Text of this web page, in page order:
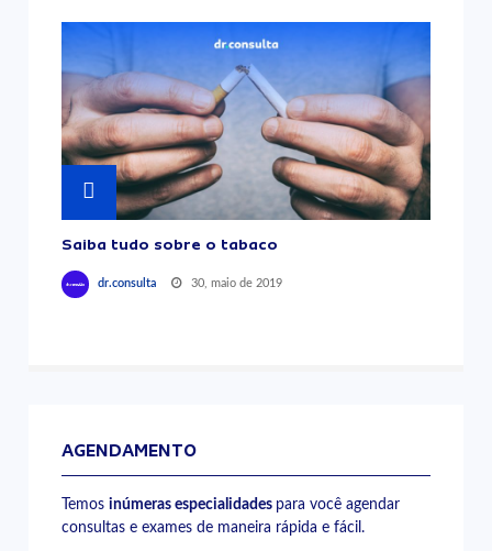
Saiba tudo sobre o tabaco
dr.consulta 30, maio de 2019
AGENDAMENTO
Temosinúmeras especialidades para você agendar
consultas e exames de maneira rápida e fácil.